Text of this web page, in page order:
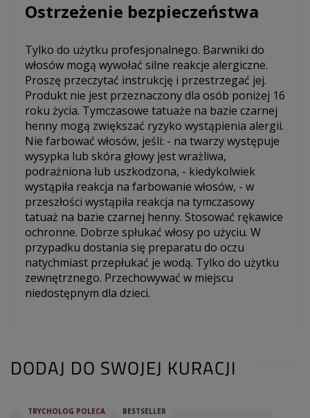
Ostrzeżenie bezpieczeństwa
Tylko do użytku profesjonalnego. Barwniki do
włosów mogą wywołać silne reakcje alergiczne.
Proszę przeczytać instrukcję i przestrzegać jej.
Produkt nie jest przeznaczony dla osób poniżej 16
roku życia. Tymczasowe tatuaże na bazie czarnej
henny mogą zwiększać ryzyko wystąpienia alergii.
Nie farbować włosów, jeśli: - na twarzy występuje
wysypka lub skóra głowy jest wrażliwa,
podrażniona lub uszkodzona, - kiedykolwiek
wystąpiła reakcja na farbowanie włosów, - w
przeszłości wystąpiła reakcja na tymczasowy
tatuaż na bazie czarnej henny. Stosować rękawice
ochronne. Dobrze spłukać włosy po użyciu. W
przypadku dostania się preparatu do oczu
natychmiast przepłukać je wodą. Tylko do użytku
zewnętrznego. Przechowywać w miejscu
niedostępnym dla dzieci.
DODAJ DO SWOJEJ KURACJI
TRYCHOLOG POLECA BESTSELLER